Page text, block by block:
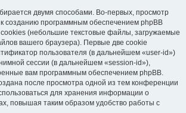
двумя способами. Во-первых, просмотр
созданию программным обеспечением phpBB
(небольшие текстовые файлы, загружаемые
вашего браузера). Первые две cookie
пользователя (в дальнейшем «user-id»)
сессии (в дальнейшем «session-id»),
вам программным обеспечением phpBB.
после просмотра одной из тем конференции
для хранения информации о
повышая таким образом удобство работы с